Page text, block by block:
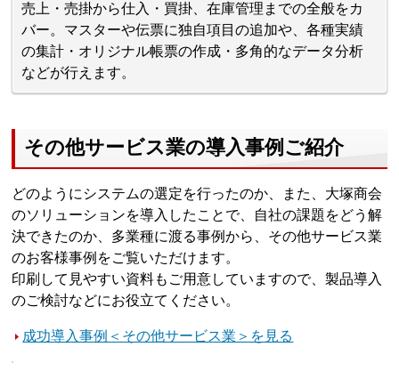
売上・売掛から仕入・買掛、在庫管理までの全般をカ
バー。マスターや伝票に独自項目の追加や、各種実績
の集計・オリジナル帳票の作成・多角的なデータ分析
などが行えます。
その他サービス業の導入事例ご紹介
どのようにシステムの選定を行ったのか、また、大塚商会
のソリューションを導入したことで、自社の課題をどう解
決できたのか、多業種に渡る事例から、その他サービス業
のお客様事例をご覧いただけます。
印刷して見やすい資料もご用意していますので、製品導入
のご検討などにお役立てください。
成功導入事例＜その他サービス業＞を見る